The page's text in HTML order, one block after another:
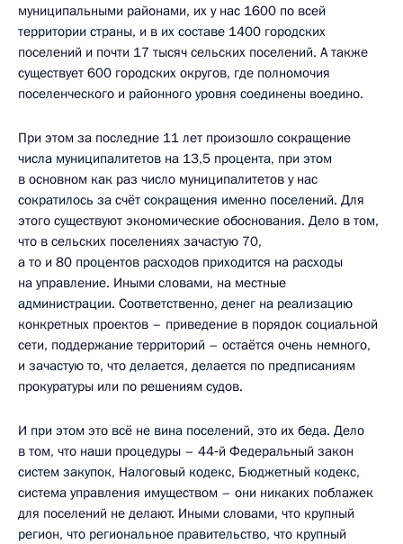
муниципальными районами, их у нас 1600 по всей
территории страны, и в их составе 1400 городских
поселений и почти 17 тысяч сельских поселений. А также
существует 600 городских округов, где полномочия
поселенческого и районного уровня соединены воедино.
При этом за последние 11 лет произошло сокращение
числа муниципалитетов на 13,5 процента, при этом
в основном как раз число муниципалитетов у нас
сократилось за счёт сокращения именно поселений. Для
этого существуют экономические обоснования. Дело в том,
что в сельских поселениях зачастую 70,
а то и 80 процентов расходов приходится на расходы
на управление. Иными словами, на местные
администрации. Соответственно, денег на реализацию
конкретных проектов – приведение в порядок социальной
сети, поддержание территорий – остаётся очень немного,
и зачастую то, что делается, делается по предписаниям
прокуратуры или по решениям судов.
И при этом это всё не вина поселений, это их беда. Дело
в том, что наши процедуры – 44‑й Федеральный закон
систем закупок, Налоговый кодекс, Бюджетный кодекс,
система управления имуществом – они никаких поблажек
для поселений не делают. Иными словами, что крупный
регион, что региональное правительство, что крупный